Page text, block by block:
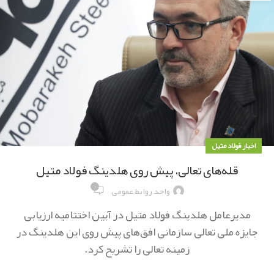
اخبار فولاد متیل
قله‌های تعالی، پیش روی هلدینگ فولاد متیل
واحد روابط عمومی ۰
مدیرعامل هلدینگ فولاد متیل در آیین اختتامیه ارزیابی
جایزه ملی تعالی سازمانی افق‌های پیش روی این هلدینگ در
زمینه تعالی را تشریح کرد.